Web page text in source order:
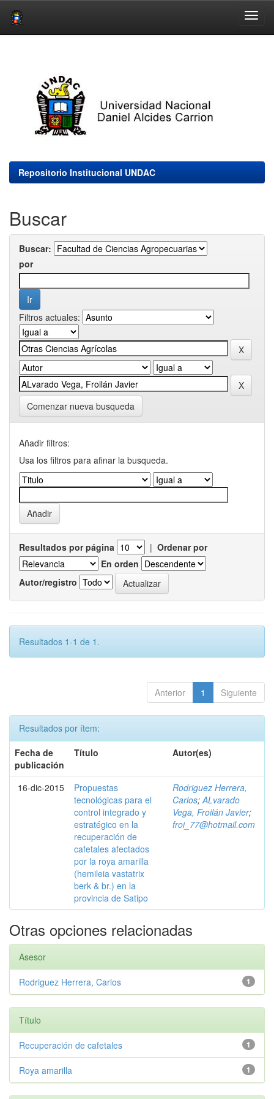
Repositorio Institucional UNDAC
Buscar
Buscar:
por
Filtros actuales:
Comenzar nueva busqueda
Añadir filtros:
Usa los filtros para afinar la busqueda.
Resultados por página | Ordenar por
En orden
Autor/registro
Resultados 1-1 de 1.
Anterior 1 Siguiente
Resultados por ítem:
Fecha de
publicación
Título Autor(es)
16-dic-2015
Propuestas
tecnológicas para el
control integrado y
estratégico en la
recuperación de
cafetales afectados
por la roya amarilla
(hemileia vastatrix
berk & br.) en la
provincia de Satipo
Rodriguez Herrera,
Carlos;ALvarado
Vega, Froilán Javier;
froi_77@hotmail.com
Otras opciones relacionadas
Asesor
1
Rodriguez Herrera, Carlos
Título
1
Recuperación de cafetales
1
Roya amarilla